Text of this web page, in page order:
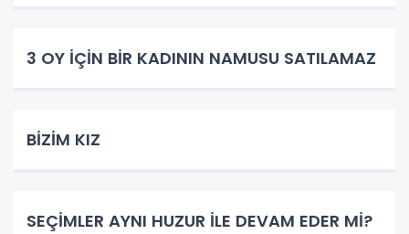
3 OY İÇİN BİR KADININ NAMUSU SATILAMAZ
BİZİM KIZ
SEÇİMLER AYNI HUZUR İLE DEVAM EDER Mİ?